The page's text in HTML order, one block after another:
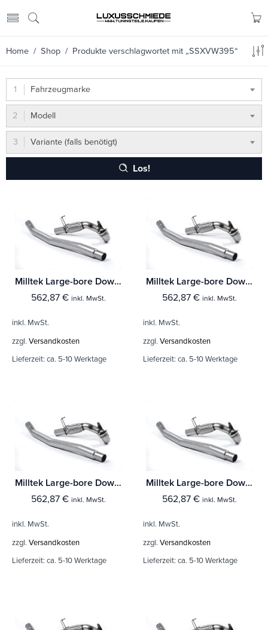
Home / Shop / Produkte verschlagwortet mit „SSXVW395“
Fahrzeugmarke
Modell
Variante (falls benötigt)
Los!
Milltek Large-bore Downpipe und De-cat Volkswagen Jetta Mk7 (MQB) GLi 2.0T
562,87 € inkl. MwSt.
inkl. MwSt.
zzgl. Versandkosten
Lieferzeit: ca. 5-10 Werktage
Milltek Large-bore Downpipe und De-cat Volkswagen Golf MK7.5 GTi (Performance Pack Modelle & Ohne ohne OPF
562,87 € inkl. MwSt.
inkl. MwSt.
zzgl. Versandkosten
Lieferzeit: ca. 5-10 Werktage
Milltek Large-bore Downpipe und De-cat Volkswagen Golf MK7.5 GTi (Ohne Performance Pack Modelle & ohne OPF
562,87 € inkl. MwSt.
inkl. MwSt.
zzgl. Versandkosten
Lieferzeit: ca. 5-10 Werktage
Milltek Large-bore Downpipe und De-cat Volkswagen Golf MK7 GTi (including GTi Performance Pack Clubsport & Clubsport S Modelle)
562,87 € inkl. MwSt.
inkl. MwSt.
zzgl. Versandkosten
Lieferzeit: ca. 5-10 Werktage